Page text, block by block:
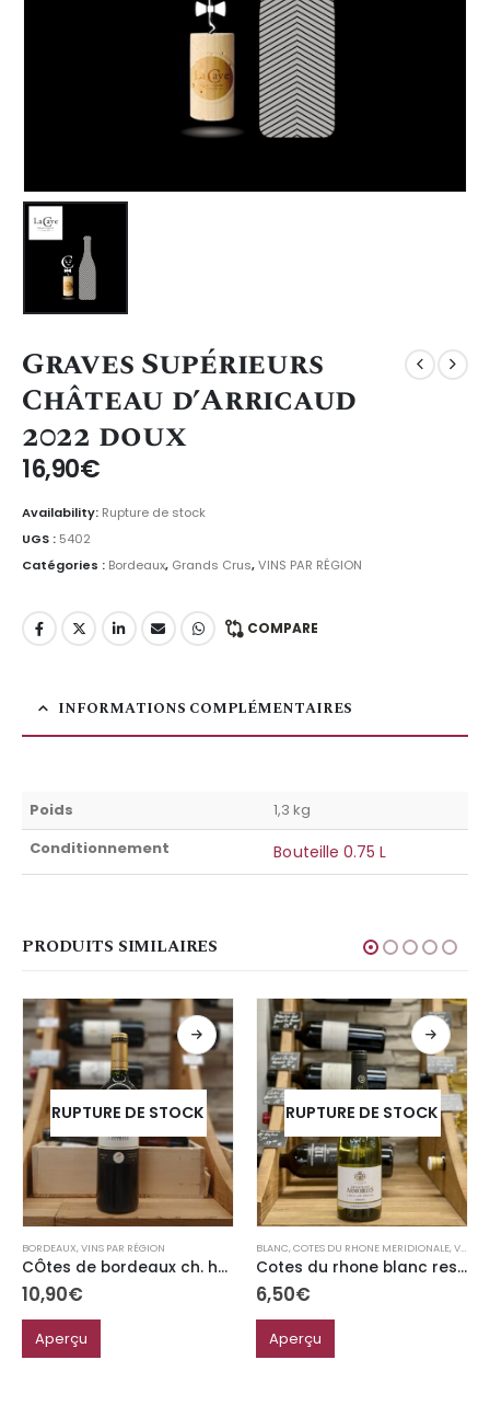
Graves Supérieurs
Château d’Arricaud
2022 doux
16,90€
Availability: Rupture de stock
UGS : 5402
Catégories : Bordeaux, Grands Crus,VINS PAR RÉGION
COMPARE
INFORMATIONS COMPLÉMENTAIRES
Poids
1,3 kg
Conditionnement
Bouteille 0.75 L
PRODUITS SIMILAIRES
RUPTURE DE STOCK
BORDEAUX,VINS PAR RÉGION
CÔtes de bordeaux ch. haut canteloup
10,90€
Aperçu
RUPTURE DE STOCK
BLANC,COTES DU RHONE MERIDIONALE,VINS PAR RÉGION
Cotes du rhone blanc reserve des armoiries
6,50€
Aperçu